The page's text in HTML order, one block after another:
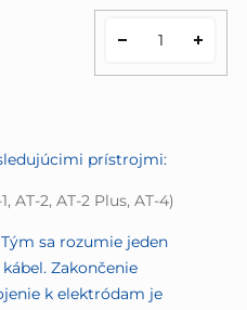
prístrojmi:
AT-2, AT-2 Plus, AT-4)
sa rozumie jeden
Zakončenie
k elektródam je